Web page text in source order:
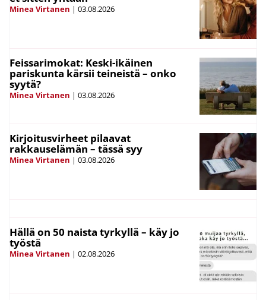
Minea Virtanen | 03.08.2026
Feissarimokat: Keski-ikäinen
pariskunta kärsii teineistä – onko
syytä?
Minea Virtanen | 03.08.2026
Kirjoitusvirheet pilaavat
rakkauselämän – tässä syy
Minea Virtanen | 03.08.2026
Hällä on 50 naista tyrkyllä – käy jo
työstä
Minea Virtanen | 02.08.2026